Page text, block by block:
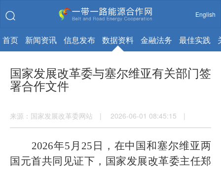
English
首页 新闻资讯 信息发布 数据资料 金融法务 最佳实践
国家发展改革委与塞尔维亚有关部门签
署合作文件
来源：国家发展改革委网站 | 2026-06-01 08:45:15 |
2026年5月25日，在中国和塞尔维亚两
国元首共同见证下，国家发展改革委主任郑